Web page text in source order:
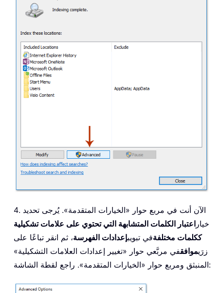
4. الآن أنت في مربع حوار «الخيارات المتقدمة». يُرجى تحديد
خيار اعتبار الكلمات المتشابهة التي تحتوي على علامات تشكيلية
ككلمات مختلفةفي تبويبإعدادات الفهرسة، ثم انقر تباعًا على
زرَيموافقفي مربَّعي حوار «تغيير إعدادات العلامات التشكيلية»
المنبثق ومربع حوار «الخيارات المتقدمة». راجع لقطة الشاشة: